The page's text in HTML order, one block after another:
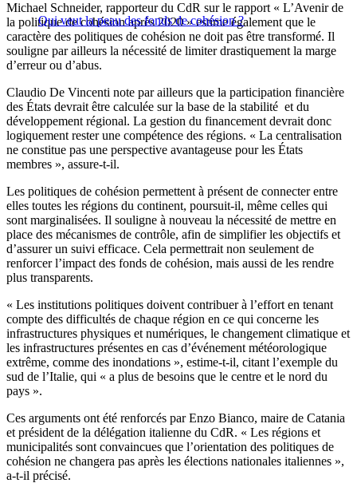
Qui veut la peau des fonds de cohésion ?
Michael Schneider, rapporteur du CdR sur le rapport « L’Avenir de
la politique de cohésion après 2020 » estime également que le
caractère des politiques de cohésion ne doit pas être transformé. Il
souligne par ailleurs la nécessité de limiter drastiquement la marge
d’erreur ou d’abus.
Claudio De Vincenti note par ailleurs que la participation financière
des États devrait être calculée sur la base de la stabilité et du
développement régional. La gestion du financement devrait donc
logiquement rester une compétence des régions. « La centralisation
ne constitue pas une perspective avantageuse pour les États
membres », assure-t-il.
Les politiques de cohésion permettent à présent de connecter entre
elles toutes les régions du continent, poursuit-il, même celles qui
sont marginalisées. Il souligne à nouveau la nécessité de mettre en
place des mécanismes de contrôle, afin de simplifier les objectifs et
d’assurer un suivi efficace. Cela permettrait non seulement de
renforcer l’impact des fonds de cohésion, mais aussi de les rendre
plus transparents.
« Les institutions politiques doivent contribuer à l’effort en tenant
compte des difficultés de chaque région en ce qui concerne les
infrastructures physiques et numériques, le changement climatique et
les infrastructures présentes en cas d’événement météorologique
extrême, comme des inondations », estime-t-il, citant l’exemple du
sud de l’Italie, qui « a plus de besoins que le centre et le nord du
pays ».
Ces arguments ont été renforcés par Enzo Bianco, maire de Catania
et président de la délégation italienne du CdR. « Les régions et
municipalités sont convaincues que l’orientation des politiques de
cohésion ne changera pas après les élections nationales italiennes »,
a-t-il précisé.